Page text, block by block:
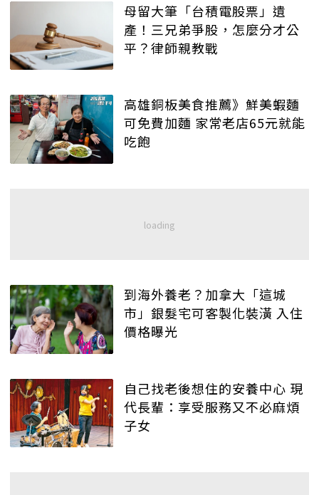
母留大筆「台積電股票」遺
產！三兄弟爭股，怎麼分才公
平？律師親教戰
高雄銅板美食推薦》鮮美蝦麵
可免費加麵 家常老店65元就能
吃飽
到海外養老？加拿大「這城
市」銀髮宅可客製化裝潢 入住
價格曝光
自己找老後想住的安養中心 現
代長輩：享受服務又不必麻煩
子女